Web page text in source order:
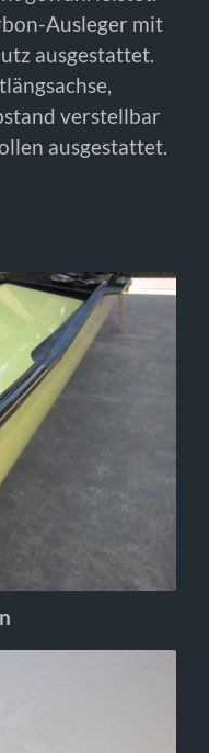
Ausleger mit
ausgestattet.
verstellbar
ausgestattet.